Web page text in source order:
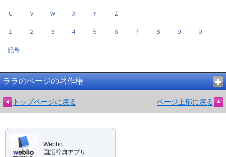
Ｕ Ｖ Ｗ Ｘ Ｙ Ｚ
１ ２ ３ ４ ５ ６ ７ ８ ９ ０
記号
ララのページの著作権
トップページに戻る ページ上部に戻る
Weblio
国語辞典アプリ